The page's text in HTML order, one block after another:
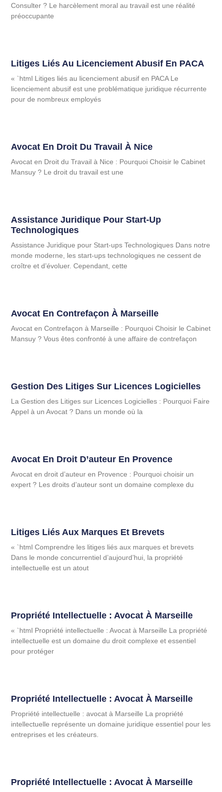
Consulter ? Le harcèlement moral au travail est une réalité
préoccupante
Litiges Liés Au Licenciement Abusif En PACA
« `html Litiges liés au licenciement abusif en PACA Le
licenciement abusif est une problématique juridique récurrente
pour de nombreux employés
Avocat En Droit Du Travail À Nice
Avocat en Droit du Travail à Nice : Pourquoi Choisir le Cabinet
Mansuy ? Le droit du travail est une
Assistance Juridique Pour Start-Up
Technologiques
Assistance Juridique pour Start-ups Technologiques Dans notre
monde moderne, les start-ups technologiques ne cessent de
croître et d’évoluer. Cependant, cette
Avocat En Contrefaçon À Marseille
Avocat en Contrefaçon à Marseille : Pourquoi Choisir le Cabinet
Mansuy ? Vous êtes confronté à une affaire de contrefaçon
Gestion Des Litiges Sur Licences Logicielles
La Gestion des Litiges sur Licences Logicielles : Pourquoi Faire
Appel à un Avocat ? Dans un monde où la
Avocat En Droit D’auteur En Provence
Avocat en droit d’auteur en Provence : Pourquoi choisir un
expert ? Les droits d’auteur sont un domaine complexe du
Litiges Liés Aux Marques Et Brevets
« `html Comprendre les litiges liés aux marques et brevets
Dans le monde concurrentiel d’aujourd’hui, la propriété
intellectuelle est un atout
Propriété Intellectuelle : Avocat À Marseille
« `html Propriété intellectuelle : Avocat à Marseille La propriété
intellectuelle est un domaine du droit complexe et essentiel
pour protéger
Propriété Intellectuelle : Avocat À Marseille
Propriété intellectuelle : avocat à Marseille La propriété
intellectuelle représente un domaine juridique essentiel pour les
entreprises et les créateurs.
Propriété Intellectuelle : Avocat À Marseille